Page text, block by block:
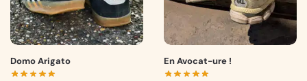
Domo Arigato En Avocat-ure !